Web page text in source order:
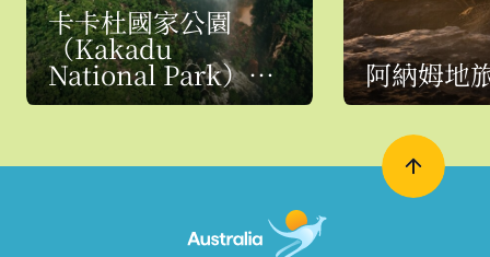
卡卡杜國家公園
（Kakadu
National Park）指
南
阿納姆地